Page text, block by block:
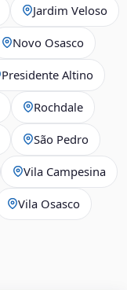
Jardim Veloso
Novo Osasco
Presidente Altino
Rochdale
São Pedro
Vila Campesina
Vila Osasco